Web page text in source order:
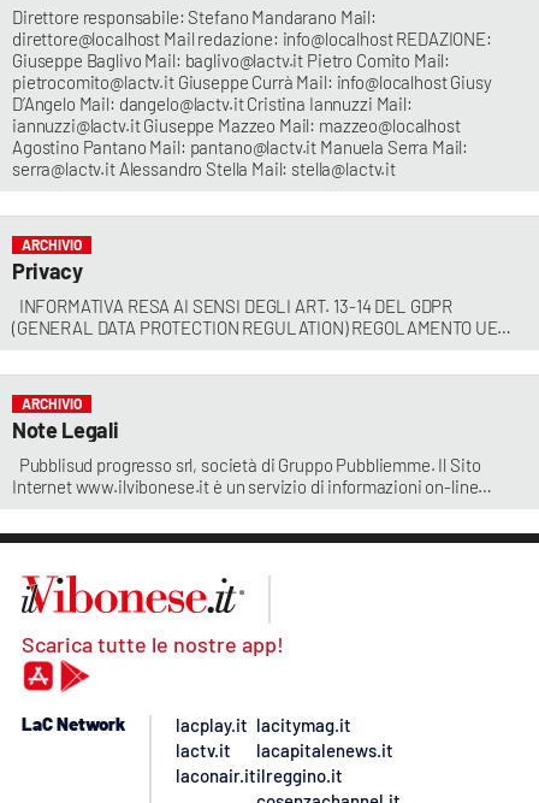
LACAPITALENEWS.IT
App
ANDROID
APPLE
Direttore responsabile: Stefano Mandarano Mail:
direttore@localhost Mail redazione: info@localhost REDAZIONE:
Giuseppe Baglivo Mail: baglivo@lactv.it Pietro Comito Mail:
pietrocomito@lactv.it Giuseppe Currà Mail: info@localhost Giusy
D’Angelo Mail: dangelo@lactv.it Cristina Iannuzzi Mail:
iannuzzi@lactv.it Giuseppe Mazzeo Mail: mazzeo@localhost
Agostino Pantano Mail: pantano@lactv.it Manuela Serra Mail:
serra@lactv.it Alessandro Stella Mail: stella@lactv.it
ARCHIVIO
Privacy
INFORMATIVA RESA AI SENSI DEGLI ART. 13-14 DEL GDPR
(GENERAL DATA PROTECTION REGULATION) REGOLAMENTO UE
sede legale in Via Vittorio Veneto, 24 89123 Reggio Calabria – P. IVA,
C.F. 00266910801 (di seguito “Titolare”), proprietario del sito internet
http://localhost:10028 in qualità di titolare del trattamento
ARCHIVIO
Note Legali
Pubblisud progresso srl, società di Gruppo Pubbliemme. Il Sito
Internet www.ilvibonese.it è un servizio di informazioni on-line
subordinato all’accettazione dei termini e delle condizioni, qui di
costituito da dati, comunicazioni, contenuti, grafici e disegni di
produzione interna, comunicati
Scarica tutte le nostre app!
LaC Network
lacplay.it
lactv.it
laconair.it
lacitymag.it
lacapitalenews.it
ilreggino.it